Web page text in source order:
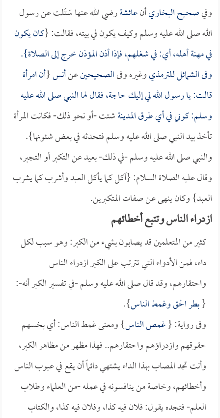
وفيصحيح البخاريأنعائشةرضي الله عنها سَئَلت عن رسول
الله صلى الله عليه وسلم وكيف يكون في بيته، فقالت: {كان يكون
في مهنة أهله، أي: في شغلهم، فإذا أذن المؤذن خرج إلى الصلاة}.
وفىالشمائلللترمذيوغيره وفىالصحيحينعنأنس{أن امرأة
قالت: يا رسول الله لي إليك حاجة، فقال لها النبي صلى الله عليه
وسلم: كوني في أي طرقالمدينةشئت -أو نحو ذلك- فكانت المرأة
تأخذ بيد النبي صلى الله عليه وسلم فتحدثه في بعض شئونها}.
والنبي صلى الله عليه وسلم -في ذلك- بعيد عن التكبر أو التجبر،
وقال عليه الصلاة السلام: {آكل كما يأكل العبد وأشرب كما يشرب
العبد} وكان ينهى عن صفات المتكبرين.
ازدراء الناس وتتبع أخطائهم
كثير من المتعلمين قد يصابون بشيء من الكبر: وهو سبب لكل
داء، فمن الأدواء التي تترتب على الكبر ازدراء الناس
واحتقارهم، وقد قال صلى الله عليه وسلم -في تفسير الكبر أنه-:
{بطر الحق وغمط الناس}.
وفى رواية: {غمص الناس} ومعنى غمط الناس: أي بخسهم
حقوقهم وازدراؤهم واحتقارهم.. فهذا مظهر من مظاهر الكبر،
وأنت تجد المصاب بهذا الداء يشتهي دائماً أن يقع في عيوب الناس
وأخطائهم، وخاصة من ينافسونه في عمله -من العلماء وطلاب
العلم- فتجده يقول: فلان فيه كذا، وفلان فيه كذا، والكتاب